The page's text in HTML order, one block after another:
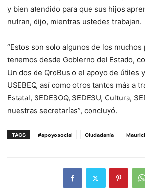
y bien atendido para que sus hijos
nutran, dijo, mientras ustedes trabajan.
“Estos son solo algunos de los muchos
tenemos desde Gobierno del Estado,
Unidos de QroBus o el apoyo de útiles
USEBEQ, así como otros tantos más a
Estatal, SEDESOQ, SEDESU, Cultura,
nuestras secretarías”, concluyó.
TAGS #apoyosocial Ciudadanía